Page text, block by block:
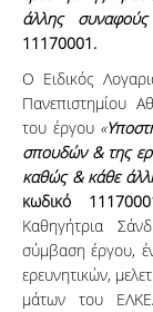
άλλης
11170001.
Ο Ειδικός
Πανεπιστημίου
του έργου «
σπουδών & της
καθώς & κάθε
κωδικό
Καθηγήτρια
σύμβαση έργου,
ερευνητικών,
μά­­των του